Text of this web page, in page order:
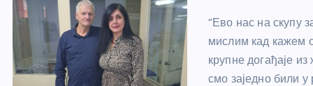
“Ево нас на скупу
мислим кад кажем
крупне догађаје
смо заједно били